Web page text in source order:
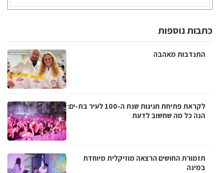
כתבות נוספות
התנדבות מאהבה
לקראת פתיחת חגיגות שנת ה-100 לעיר בת-ים:
הנה כל מה שחשוב לדעת
תזמורת החושים הרצאה מוזיקלית מיוחדת
במינה